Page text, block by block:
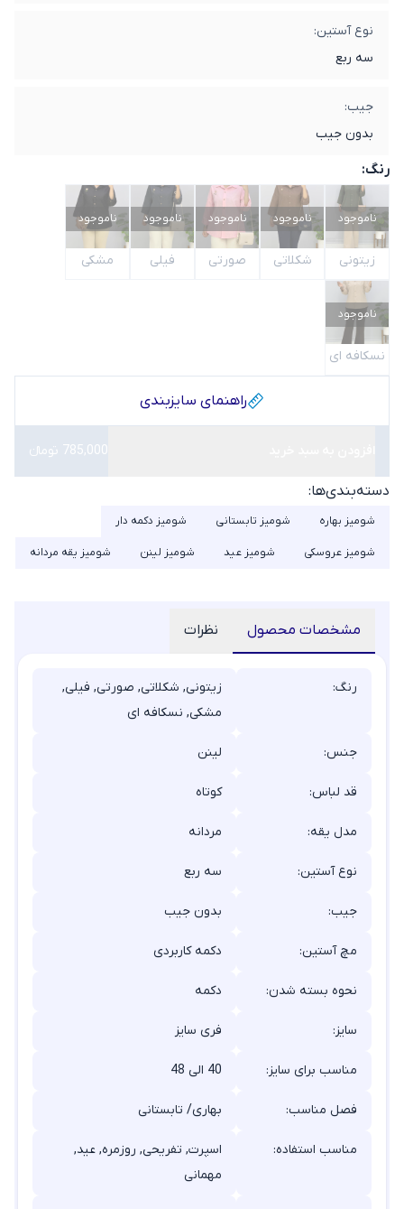
نوع آستین:
سه ربع
جیب:
بدون جیب
رنگ:
ناموجود
زیتونی
ناموجود
شکلاتی
ناموجود
صورتی
ناموجود
فیلی
ناموجود
مشکی
ناموجود
نسکافه ای
راهنمای سایز‌بندی
785,000 تومانء
دسته‌بندی‌ها:
شومیز بهاره شومیز تابستانی شومیز دکمه دار
شومیز عروسکی شومیز عید شومیز لینن شومیز یقه مردانه
مشخصات محصول نظرات
رنگ:
زیتونی, شکلاتی, صورتی, فیلی,
مشکی, نسکافه ای
جنس: لینن
قد لباس: کوتاه
مدل یقه: مردانه
نوع آستین: سه ربع
جیب: بدون جیب
مچ آستین: دکمه کاربردی
نحوه بسته شدن: دکمه
سایز: فری سایز
مناسب برای سایز: 40 الی 48
فصل مناسب: بهاری/ تابستانی
مناسب استفاده:
اسپرت, تفریحی, روزمره, عید,
مهمانی